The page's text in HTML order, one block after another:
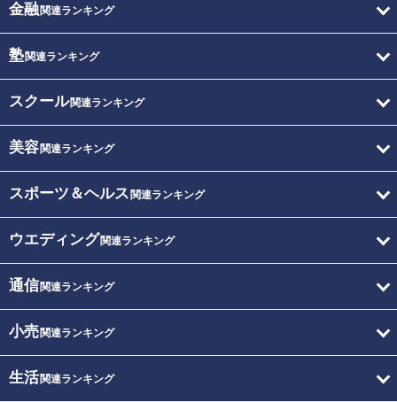
金融関連ランキング
塾関連ランキング
スクール関連ランキング
美容関連ランキング
スポーツ＆ヘルス 関連ランキング
ウエディング関連ランキング
通信関連ランキング
小売関連ランキング
生活関連ランキング